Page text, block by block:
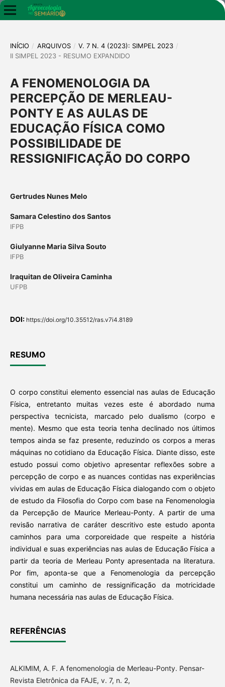
INÍCIO / ARQUIVOS / V. 7 N. 4 (2023): SIMPEL 2023 /
II SIMPEL 2023 - RESUMO EXPANDIDO
A FENOMENOLOGIA DA
PERCEPÇÃO DE MERLEAU-
PONTY E AS AULAS DE
EDUCAÇÃO FÍSICA COMO
POSSIBILIDADE DE
RESSIGNIFICAÇÃO DO CORPO
Gertrudes Nunes Melo
Samara Celestino dos Santos
IFPB
Giulyanne Maria Silva Souto
IFPB
Iraquitan de Oliveira Caminha
UFPB
DOI: https://doi.org/10.35512/ras.v7i4.8189
RESUMO
O corpo constitui elemento essencial nas aulas de Educação
Física, entretanto muitas vezes este é abordado numa
perspectiva tecnicista, marcado pelo dualismo (corpo e
mente). Mesmo que esta teoria tenha declinado nos últimos
tempos ainda se faz presente, reduzindo os corpos a meras
máquinas no cotidiano da Educação Física. Diante disso, este
estudo possui como objetivo apresentar reflexões sobre a
percepção de corpo e as nuances contidas nas experiências
vividas em aulas de Educação Física dialogando com o objeto
de estudo da Filosofia do Corpo com base na Fenomenologia
da Percepção de Maurice Merleau-Ponty. A partir de uma
revisão narrativa de caráter descritivo este estudo aponta
caminhos para uma corporeidade que respeite a história
individual e suas experiências nas aulas de Educação Física a
partir da teoria de Merleau Ponty apresentada na literatura.
Por fim, aponta-se que a Fenomenologia da percepção
constitui um caminho de ressignificação da motricidade
humana necessária nas aulas de Educação Física.
REFERÊNCIAS
ALKIMIM, A. F. A fenomenologia de Merleau-Ponty. Pensar-
Revista Eletrônica da FAJE, v. 7, n. 2,